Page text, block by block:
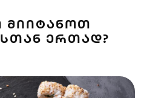
ᲛᲘᲘᲢᲐᲜᲝᲗ
ᲔᲠᲗᲐᲓ?